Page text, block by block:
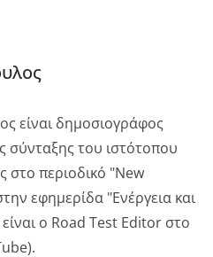
είναι δημοσιογράφος
σύνταξης του ιστότοπου
στο περιοδικό "New
εφημερίδα "Ενέργεια και
o Road Test Editor στο